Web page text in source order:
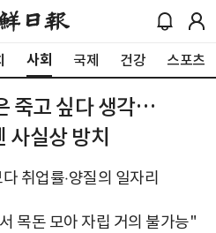
사회 국제 건강 스포츠
죽고 싶다 생각…
사실상 방치
취업률‧양질의 일자리
목돈 모아 자립 거의 불가능"